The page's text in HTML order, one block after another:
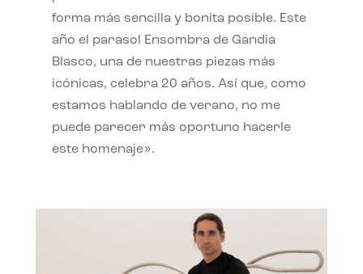
forma más sencilla y bonita posible. Este
año el parasol Ensombra de Gandia
Blasco, una de nuestras piezas más
icónicas, celebra 20 años. Así que, como
estamos hablando de verano, no me
puede parecer más oportuno hacerle
este homenaje».